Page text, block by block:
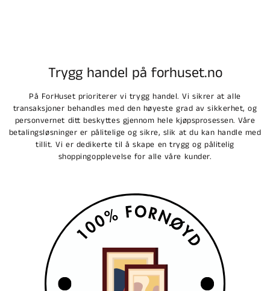
Trygg handel på forhuset.no
På ForHuset prioriterer vi trygg handel. Vi sikrer at alle
transaksjoner behandles med den høyeste grad av sikkerhet, og
personvernet ditt beskyttes gjennom hele kjøpsprosessen. Våre
betalingsløsninger er pålitelige og sikre, slik at du kan handle med
tillit. Vi er dedikerte til å skape en trygg og pålitelig
shoppingopplevelse for alle våre kunder.